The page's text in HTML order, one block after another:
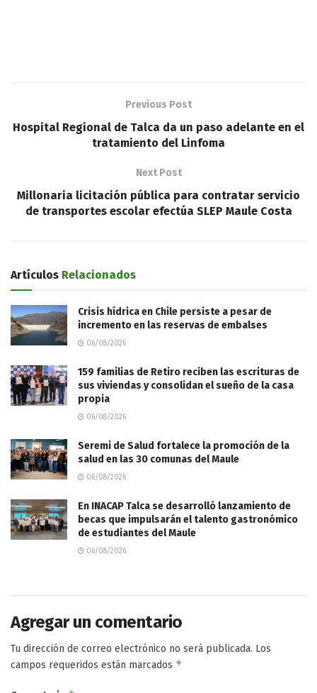
Previous Post
Hospital Regional de Talca da un paso adelante en el
tratamiento del Linfoma
Next Post
Millonaria licitación pública para contratar servicio
de transportes escolar efectúa SLEP Maule Costa
Artículos Relacionados
Crisis hídrica en Chile persiste a pesar de
incremento en las reservas de embalses
06/08/2026
159 familias de Retiro reciben las escrituras de
sus viviendas y consolidan el sueño de la casa
propia
06/08/2026
Seremi de Salud fortalece la promoción de la
salud en las 30 comunas del Maule
06/08/2026
En INACAP Talca se desarrolló lanzamiento de
becas que impulsarán el talento gastronómico
de estudiantes del Maule
06/08/2026
Agregar un comentario
Tu dirección de correo electrónico no será publicada. Los
campos requeridos están marcados *